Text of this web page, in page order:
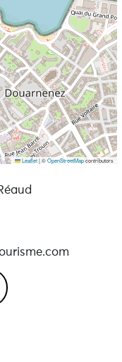
Leaflet |©OpenStreetMapcontributors